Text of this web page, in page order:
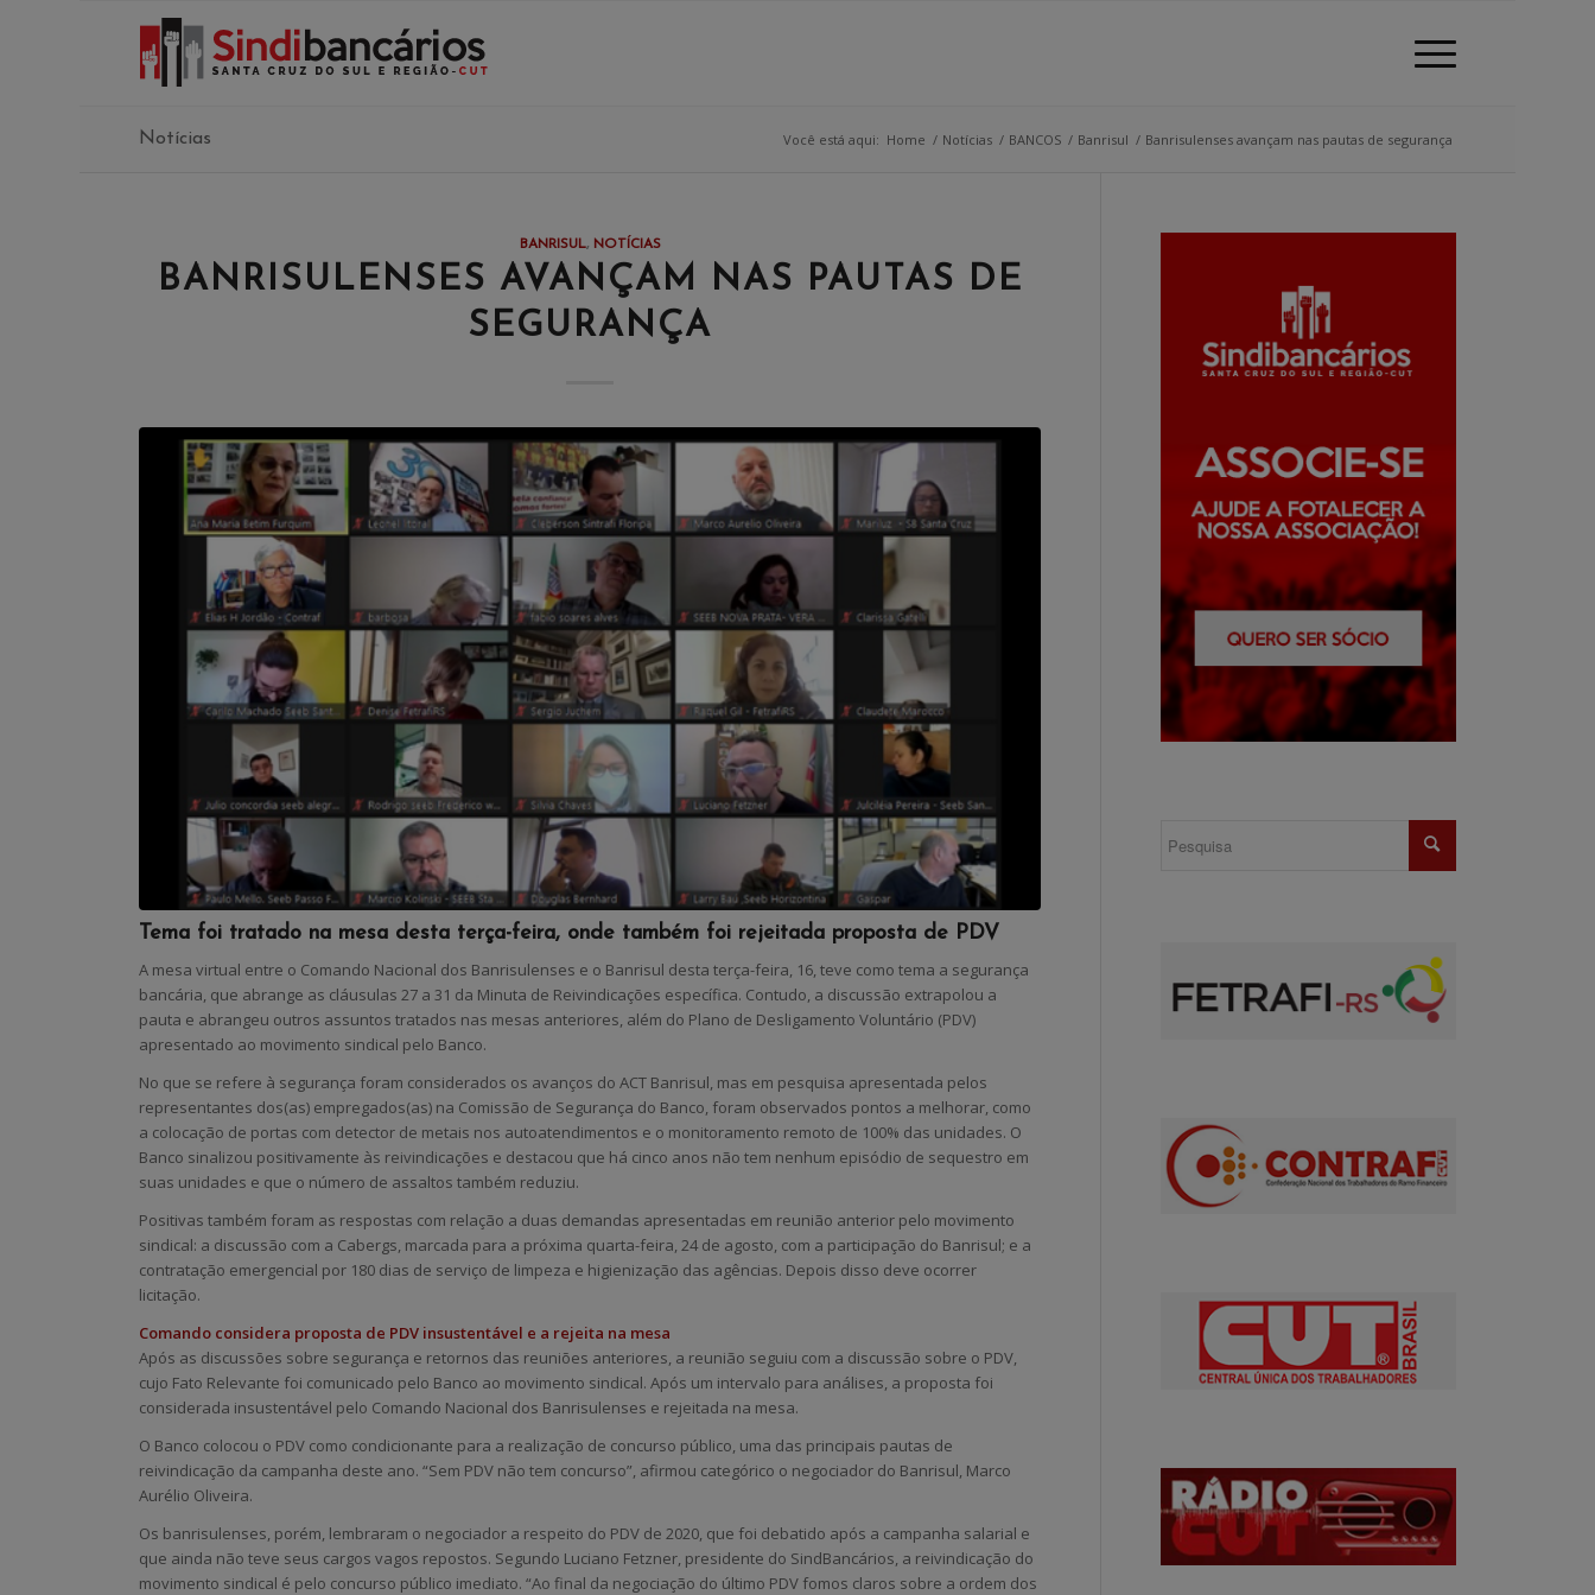
Notícias Você está aqui: Home / Notícias / BANCOS / Banrisul / Banrisulenses avançam nas pautas de segurança
BANRISUL, NOTÍCIAS
BANRISULENSES AVANÇAM NAS PAUTAS DE
SEGURANÇA
Tema foi tratado na mesa desta terça-feira, onde também foi rejeitada proposta de PDV
A mesa virtual entre o Comando Nacional dos Banrisulenses e o Banrisul desta terça-feira, 16, teve como tema a segurança
bancária, que abrange as cláusulas 27 a 31 da Minuta de Reivindicações específica. Contudo, a discussão extrapolou a
pauta e abrangeu outros assuntos tratados nas mesas anteriores, além do Plano de Desligamento Voluntário (PDV)
apresentado ao movimento sindical pelo Banco.
No que se refere à segurança foram considerados os avanços do ACT Banrisul, mas em pesquisa apresentada pelos
representantes dos(as) empregados(as) na Comissão de Segurança do Banco, foram observados pontos a melhorar, como
a colocação de portas com detector de metais nos autoatendimentos e o monitoramento remoto de 100% das unidades. O
Banco sinalizou positivamente às reivindicações e destacou que há cinco anos não tem nenhum episódio de sequestro em
suas unidades e que o número de assaltos também reduziu.
Positivas também foram as respostas com relação a duas demandas apresentadas em reunião anterior pelo movimento
sindical: a discussão com a Cabergs, marcada para a próxima quarta-feira, 24 de agosto, com a participação do Banrisul; e a
contratação emergencial por 180 dias de serviço de limpeza e higienização das agências. Depois disso deve ocorrer
licitação.
Comando considera proposta de PDV insustentável e a rejeita na mesa
Após as discussões sobre segurança e retornos das reuniões anteriores, a reunião seguiu com a discussão sobre o PDV,
cujo Fato Relevante foi comunicado pelo Banco ao movimento sindical. Após um intervalo para análises, a proposta foi
considerada insustentável pelo Comando Nacional dos Banrisulenses e rejeitada na mesa.
O Banco colocou o PDV como condicionante para a realização de concurso público, uma das principais pautas de
reivindicação da campanha deste ano. “Sem PDV não tem concurso”, afirmou categórico o negociador do Banrisul, Marco
Aurélio Oliveira.
Os banrisulenses, porém, lembraram o negociador a respeito do PDV de 2020, que foi debatido após a campanha salarial e
que ainda não teve seus cargos vagos repostos. Segundo Luciano Fetzner, presidente do SindBancários, a reivindicação do
movimento sindical é pelo concurso público imediato. “Ao final da negociação do último PDV fomos claros sobre a ordem dos